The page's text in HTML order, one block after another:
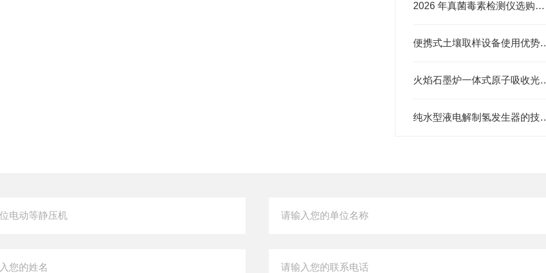
2026 年真菌毒素检测仪选购清单：从入门到高-端全覆盖
便携式土壤取
火焰石墨炉一体式原
纯水型液电解制氢